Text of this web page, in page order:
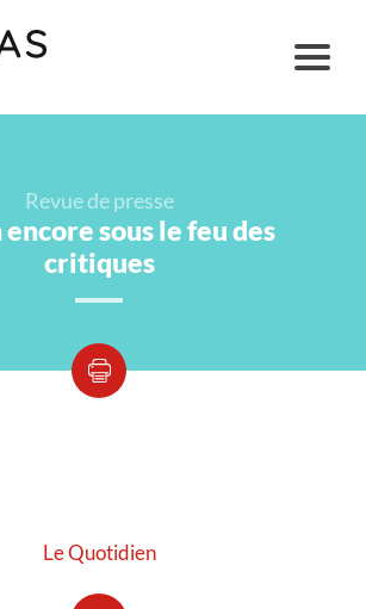
Revue de presse
encore sous le feu des
critiques
Le Quotidien